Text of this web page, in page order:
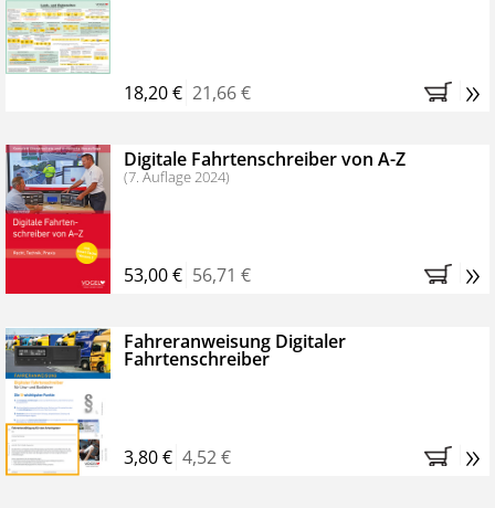
Bestellen Sie jetzt das VerkehrsRundschau Profipaket im
Kennenlern-Abo für zwei Monate (inkl. der derzeitig
Monaten brauchen Sie nichts weiter tun, das
Abonnement endet automatisch, es entstehen keine
weiteren Verpflichtungen.
18,20 € 21,66 € »
Digitale Fahrtenschreiber von A-Z
(7. Auflage 2024)
53,00 € 56,71 € »
Fahreranweisung Digitaler
Fahrtenschreiber
3,80 € 4,52 € »